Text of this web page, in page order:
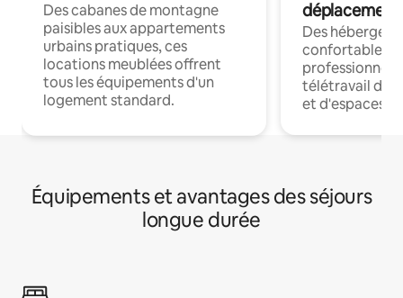
Des cabanes de montagne
paisibles aux appartements
urbains pratiques, ces
locations meublées offrent
tous les équipements d'un
logement standard.
déplacement
Des
confortables
professionnels
télétravail
et d'espaces
Équipements et avantages des séjours
longue durée